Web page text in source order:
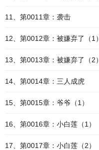
11、第0011章：袭击
12、第0012章：被嫌弃了（1）
13、第0013章：被嫌弃了（2）
14、第0014章：三人成虎
15、第0015章：爷爷（1）
16、第0016章：小白莲（1）
17、第0017章：小白莲（2）